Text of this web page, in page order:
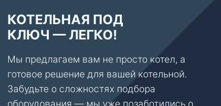
КОТЕЛЬНАЯ ПОД
КЛЮЧ — ЛЕГКО!
Мы предлагаем вам не просто котел, а
готовое решение для вашей котельной.
Забудьте о сложностях подбора
оборудования — мы уже позаботились о